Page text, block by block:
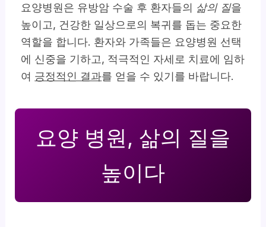
요양병원은 유방암 수술 후 환자들의 삶의 질을
높이고, 건강한 일상으로의 복귀를 돕는 중요한
역할을 합니다. 환자와 가족들은 요양병원 선택
에 신중을 기하고, 적극적인 자세로 치료에 임하
여 긍정적인 결과를 얻을 수 있기를 바랍니다.
요양 병원, 삶의 질을
높이다